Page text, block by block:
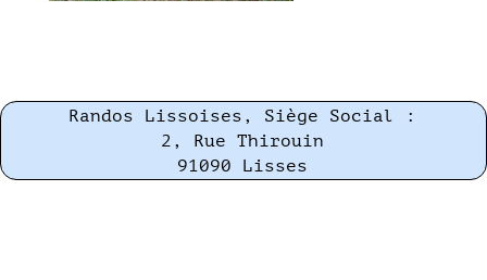
Randos Lissoises, Siège Social :
2, Rue Thirouin
91090 Lisses